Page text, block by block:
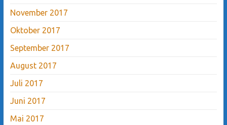
November 2017
Oktober 2017
September 2017
August 2017
Juli 2017
Juni 2017
Mai 2017